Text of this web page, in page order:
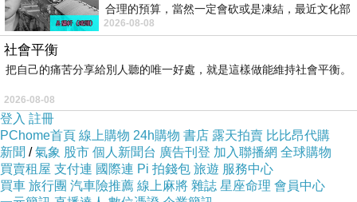
Day1[台灣->義大利羅馬]住宿：服務好超值的卡
達航空。
下午飛機從台灣出發，在「香港」和「卡達杜哈
Day2[羅馬->佛羅倫斯]住宿：Firenze S.M.N車站
旁的公寓Apollo Guest House
（1）從羅馬機場搭Leonardo Express到Roma
特米尼車站轉車，再搭義大利國鐵Frecciarossa
合理的預算，當然一定會砍或是凍結，最近文化部
要編列公視和Taiwan plus預算，在110年
2026-08-08
社會平衡
把自己的痛苦分享給別人聽的唯一好處，就是這樣做能維持社會平衡。
2026-08-08
登入 註冊
PChome首頁 線上購物 24h購物 書店 露天拍賣 比比昂代購
新聞 /氣象 股市 個人新聞台 廣告刊登 加入聯播網 全球購物
買賣租屋 支付連 國際連 Pi 拍錢包 旅遊 服務中心
買車 旅行團 汽車險推薦 線上麻將 雜誌 星座命理 會員中心